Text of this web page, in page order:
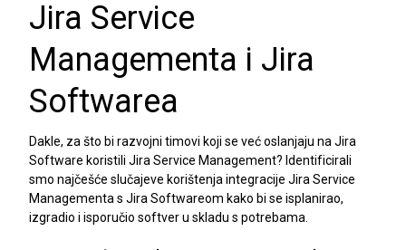
Jira Service
Managementa i Jira
Softwarea
Dakle, za što bi razvojni timovi koji se već oslanjaju na Jira
Software koristili Jira Service Management? Identificirali
smo najčešće slučajeve korištenja integracije Jira Service
Managementa s Jira Softwareom kako bi se isplanirao,
izgradio i isporučio softver u skladu s potrebama.